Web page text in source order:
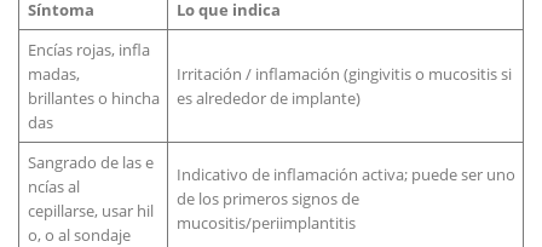
Síntoma
Lo que indica
Encías rojas, infla
madas,
brillantes o hincha
das
Irritación / inflamación (gingivitis o mucositis si
es alrededor de implante)
Sangrado de las e
ncías al
cepillarse, usar hil
o, o al sondaje
Indicativo de inflamación activa; puede ser uno
de los primeros signos de
mucositis/periimplantitis